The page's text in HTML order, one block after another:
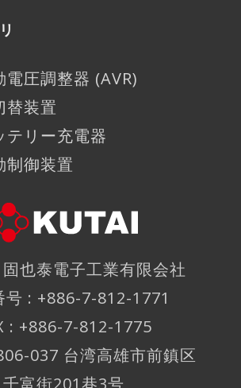
電圧調整器 (AVR)
替装置
テリー充電器
制御装置
固也泰電子工業有限会社
号 : +886-7-812-1771
: +886-7-812-1775
037 台湾高雄市前鎮区
千富街201巷3号